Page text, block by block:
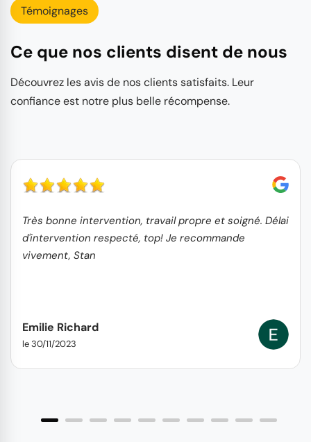
Témoignages
Ce que nos clients disent de nous
Découvrez les avis de nos clients satisfaits. Leur
confiance est notre plus belle récompense.
Très bonne intervention, travail propre et soigné. Délai
d'intervention respecté, top! Je recommande
vivement, Stan
Emilie Richard
le 30/11/2023